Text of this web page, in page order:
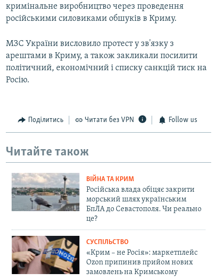
кримінальне виробництво через проведення
російськими силовиками обшуків в Криму.
МЗС України висловило протест у зв'язку з
арештами в Криму, а також закликали посилити
політичний, економічний і списку санкцій тиск на
Росію.
Поділитись Читати без VPN Follow us
Читайте також
ВІЙНА ТА КРИМ
Російська влада обіцяє закрити
морський шлях українським
БпЛА до Севастополя. Чи реально
це?
СУСПІЛЬСТВО
«Крим – не Росія»: маркетплейс
Ozon припинив прийом нових
замовлень на Кримському